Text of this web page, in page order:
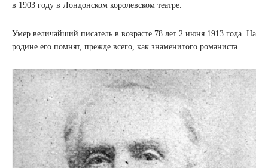
в 1903 году в Лондонском королевском театре.
Умер величайший писатель в возрасте 78 лет 2 июня 1913 года. На
родине его помнят, прежде всего, как знаменитого романиста.